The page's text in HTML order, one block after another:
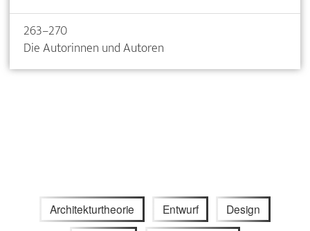
263–270
Die Autorinnen und Autoren
Architekturtheorie Entwurf Design